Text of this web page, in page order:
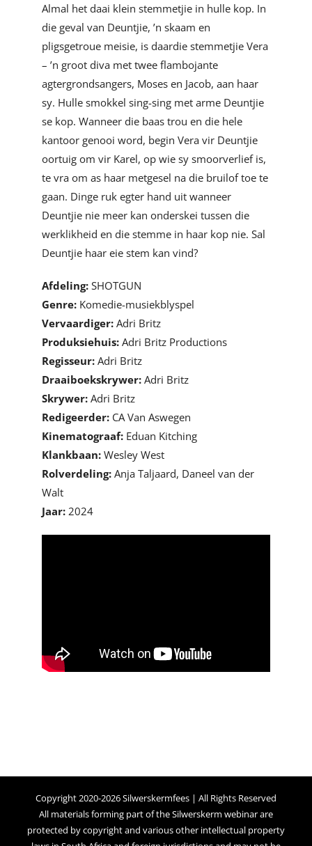
Almal het daai klein stemmetjie in hulle kop. In
die geval van Deuntjie, ’n skaam en
pligsgetroue meisie, is daardie stemmetjie Vera
– ’n groot diva met twee flambojante
agtergrondsangers, Moses en Jacob, aan haar
sy. Hulle smokkel sing-sing met arme Deuntjie
se kop. Wanneer die baas trou en die hele
kantoor genooi word, begin Vera vir Deuntjie
oortuig om vir Karel, op wie sy smoorverlief is,
te vra om as haar metgesel na die bruilof toe te
gaan. Dinge ruk egter hand uit wanneer
Deuntjie nie meer kan onderskei tussen die
werklikheid en die stemme in haar kop nie. Sal
Deuntjie haar eie stem kan vind?
Afdeling:SHOTGUN
Genre:Komedie-musiekblyspel
Vervaardiger:Adri Britz
Produksiehuis:Adri Britz Productions
Regisseur:Adri Britz
Draaiboekskrywer:Adri Britz
Skrywer:Adri Britz
Redigeerder:CA Van Aswegen
Kinematograaf:Eduan Kitching
Klankbaan:Wesley West
Rolverdeling:Anja Taljaard, Daneel van der
Walt
Jaar:2024
Copyright 2020-2026 Silwerskermfees | All Rights Reserved
All materials forming part of the Silwerskerm webinar are
protected by copyright and various other intellectual property